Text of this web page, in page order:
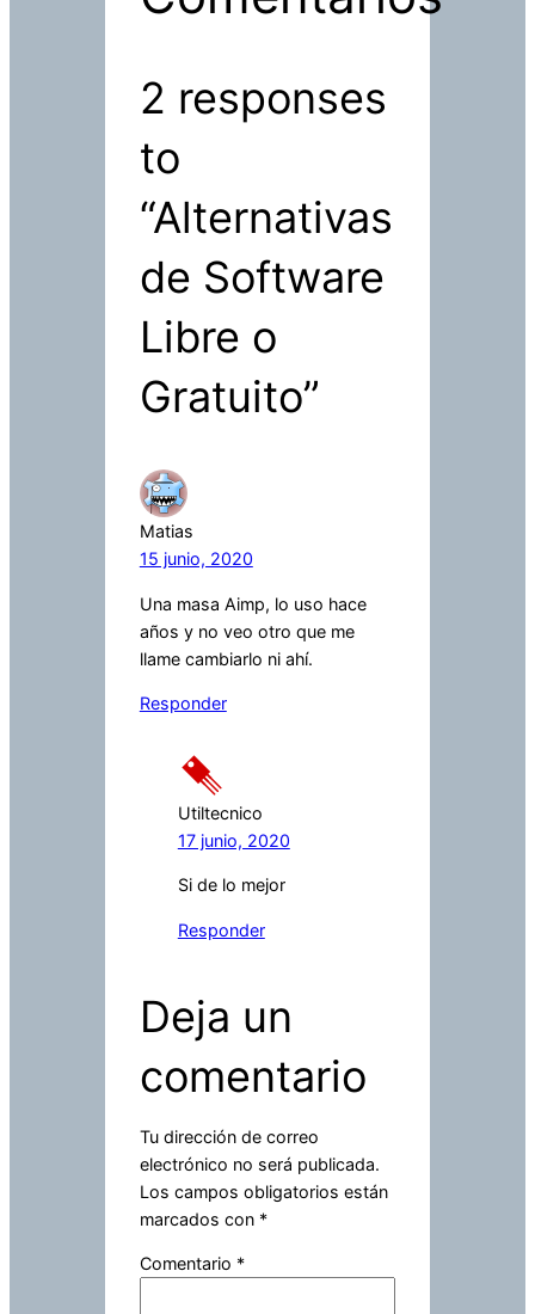
2 responses
to
“Alternativas
de Software
Libre o
Gratuito”
Matias
15 junio, 2020
Una masa Aimp, lo uso hace
años y no veo otro que me
llame cambiarlo ni ahí.
Responder
Utiltecnico
17 junio, 2020
Si de lo mejor
Responder
Deja un
comentario
Tu dirección de correo
electrónico no será publicada.
Los campos obligatorios están
marcados con *
Comentario *